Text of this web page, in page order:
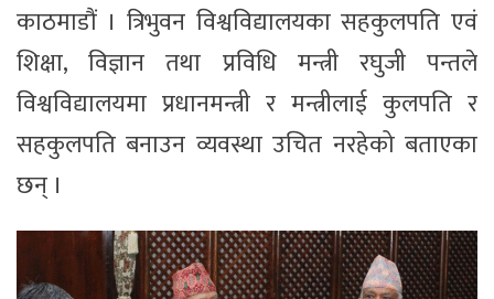
काठमाडौं । त्रिभुवन विश्वविद्यालयका सहकुलपति एवं
शिक्षा, विज्ञान तथा प्रविधि मन्त्री रघुजी पन्तले
विश्वविद्यालयमा प्रधानमन्त्री र मन्त्रीलाई कुलपति र
सहकुलपति बनाउन व्यवस्था उचित नरहेको बताएका
छन् ।